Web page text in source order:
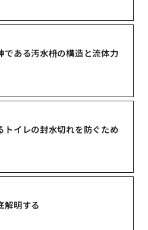
である汚水枡の構造と流体力
トイレの封水切れを防ぐため
解明する